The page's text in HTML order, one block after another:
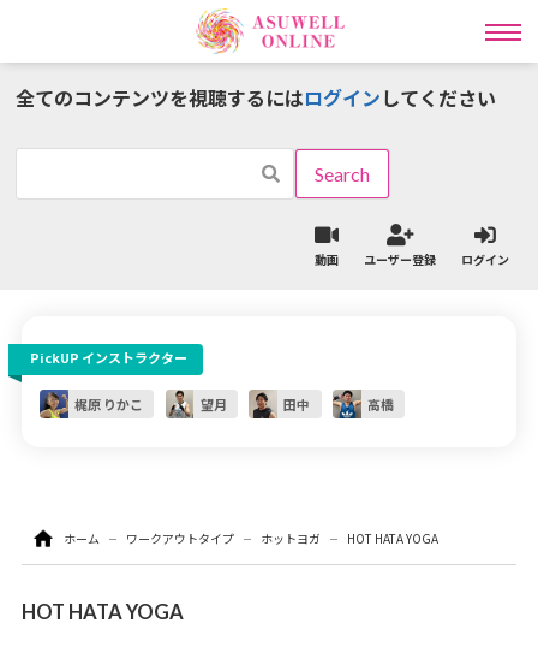
インストラクター一覧
ワークアウトタイプ一覧
ラディカル動画レッスン
ライブ
レッスン予約
パーソナル予約
全てのコンテンツを視聴するにはログインしてください
動画 ユーザー登録 ログイン
PickUP インストラクター
梶原 りかこ 望月 田中 高橋
ホーム ワークアウトタイプ ホットヨガ HOT HATA YOGA
HOT HATA YOGA